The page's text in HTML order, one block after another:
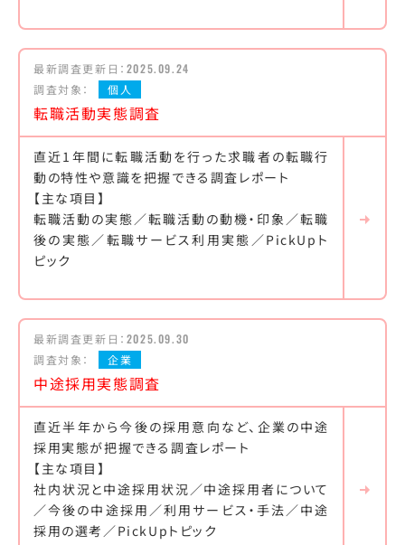
最新調査更新日： 2025.09.24
調査対象：
個人
転職活動実態調査
直近1年間に転職活動を行った求職者の転職行
動の特性や意識を把握できる調査レポート
【主な項目】
転職活動の実態／転職活動の動機・印象／転職
後の実態／転職サービス利用実態／PickUpト
ピック
最新調査更新日： 2025.09.30
調査対象：
企業
中途採用実態調査
直近半年から今後の採用意向など、企業の中途
採用実態が把握できる調査レポート
【主な項目】
社内状況と中途採用状況／中途採用者について
／今後の中途採用／利用サービス・手法／中途
採用の選考／PickUpトピック